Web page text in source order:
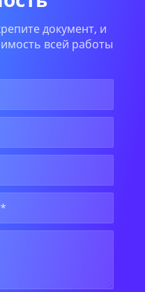
документ, и
всей работы